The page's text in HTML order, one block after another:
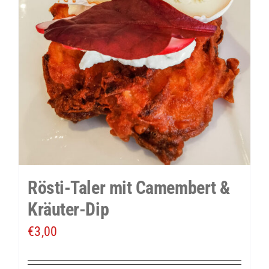
Rösti-Taler mit Camembert &
Kräuter-Dip
€3,00